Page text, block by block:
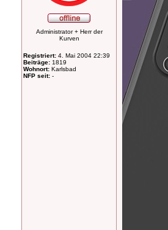
Administrator + Herr der
Kurven
Registriert: 4. Mai 2004 22:39
Beiträge: 1819
Wohnort: Karlsbad
NFP seit: -